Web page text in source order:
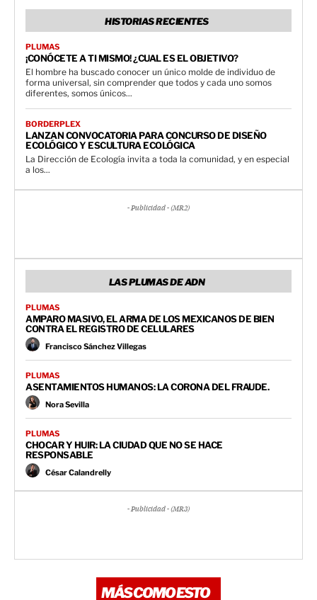
HISTORIAS RECIENTES
PLUMAS
¡CONÓCETE A TI MISMO! ¿CUAL ES EL OBJETIVO?
El hombre ha buscado conocer un único molde de individuo de
forma universal, sin comprender que todos y cada uno somos
diferentes, somos únicos...
BORDERPLEX
LANZAN CONVOCATORIA PARA CONCURSO DE DISEÑO
ECOLÓGICO Y ESCULTURA ECOLÓGICA
La Dirección de Ecología invita a toda la comunidad, y en especial
a los...
- Publicidad - (MR2)
LAS PLUMAS DE ADN
PLUMAS
AMPARO MASIVO, EL ARMA DE LOS MEXICANOS DE BIEN
CONTRA EL REGISTRO DE CELULARES
Francisco Sánchez Villegas
PLUMAS
ASENTAMIENTOS HUMANOS: LA CORONA DEL FRAUDE.
Nora Sevilla
PLUMAS
CHOCAR Y HUIR: LA CIUDAD QUE NO SE HACE
RESPONSABLE
César Calandrelly
- Publicidad - (MR3)
MÁS COMO ESTO